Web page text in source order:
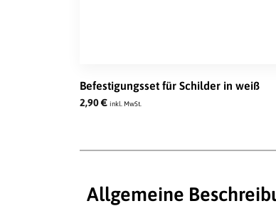
Befestigungsset für Schilder in weiß
2,90€ inkl. MwSt.
Allgemeine